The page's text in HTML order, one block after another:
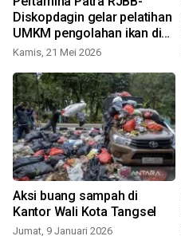
Diskopdagin gelar pelatihan
UMKM pengolahan ikan di
Indramayu
Kamis, 21 Mei 2026
Aksi buang sampah di
Kantor Wali Kota Tangsel
Jumat, 9 Januari 2026